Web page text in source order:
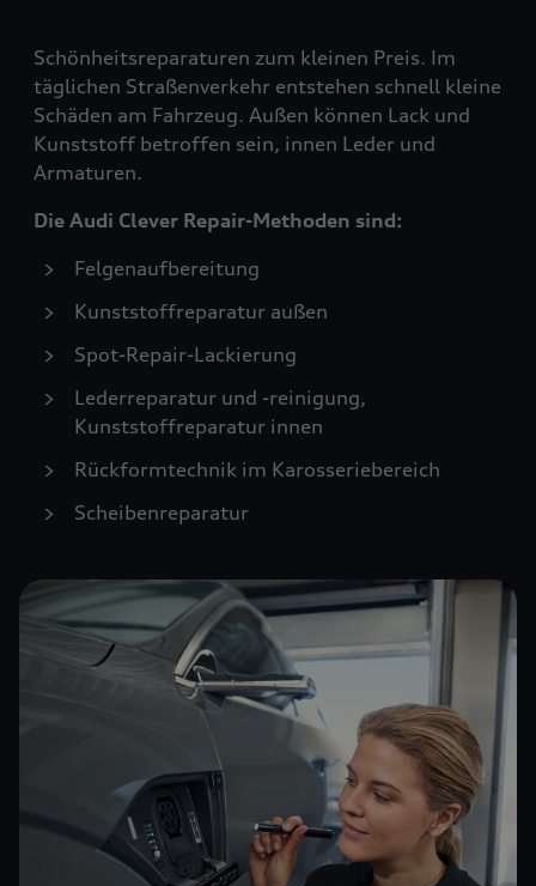
Schönheitsreparaturen zum kleinen Preis. Im
täglichen Straßenverkehr entstehen schnell kleine
Schäden am Fahrzeug. Außen können Lack und
Kunststoff betroffen sein, innen Leder und
Armaturen.
Die Audi Clever Repair-Methoden sind:
Felgenaufbereitung
Kunststoffreparatur außen
Spot-Repair-Lackierung
Lederreparatur und -reinigung,
Kunststoffreparatur innen
Rückformtechnik im Karosseriebereich
Scheibenreparatur